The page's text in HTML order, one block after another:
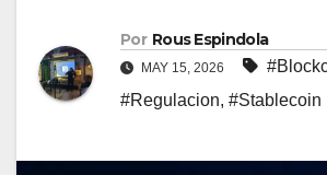
Por Rous Espindola
MAY 15, 2026
#Regulacion, #Stablecoin